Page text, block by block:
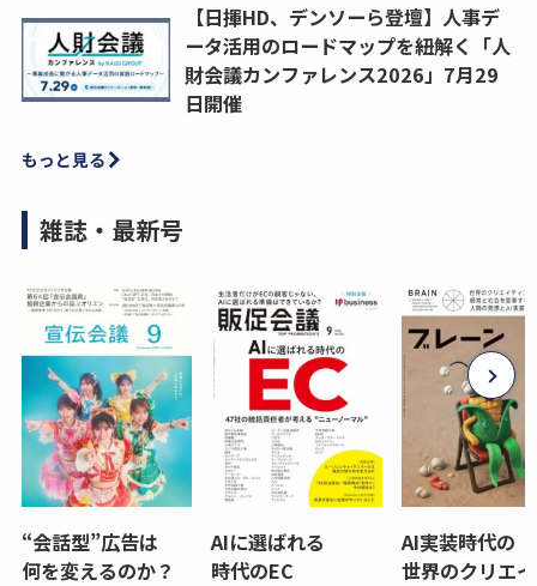
【日揮HD、デンソーら登壇】人事デ
ータ活用のロードマップを紐解く「人
財会議カンファレンス2026」7月29
日開催
もっと見る
雑誌・最新号
“会話型”広告は
何を変えるのか？
AIに選ばれる
時代のEC
AI実装時代の
世界のクリエ